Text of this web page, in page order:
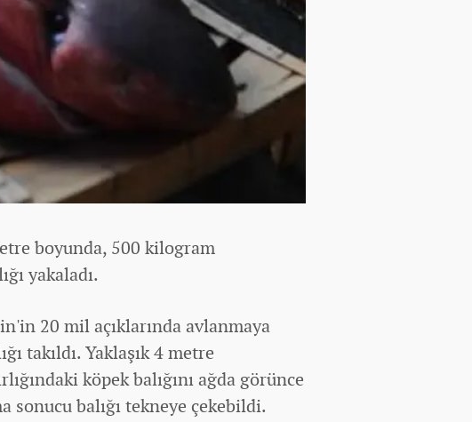
boyunda, 500 kilogram
yakaladı.
20 mil açıklarında avlanmaya
takıldı. Yaklaşık 4 metre
köpek balığını ağda görünce
sonucu balığı tekneye çekebildi.